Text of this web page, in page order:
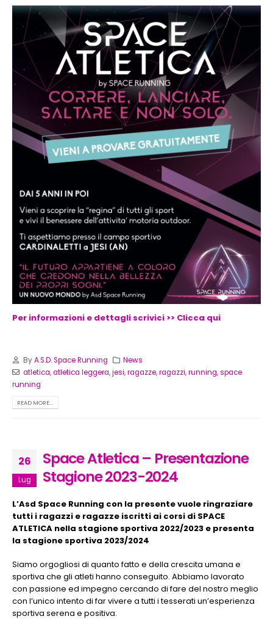
Per informazioni e dettagli scrivici >> Clicca qui
ByA.S.D. Space Running
News
atletica,atletica leggera,jesi,ragazze,ragazzi,running,space
running
READ MORE...
26
Lug
Space Atletica – Presentazione
Stagione 2023-2024
L’Asd Space Running con la presente vuole ringraziare
tutti i ragazzi e ragazze iscritti ai corsi di SPACE
ATLETICA nella stagione sportiva 2022/2023 e presenta
la stagione sportiva 2023/2024
Siamo orgogliosi di quanto fatto e della crescita umana e
sportiva che gli atleti hanno conseguito. Abbiamo lavorato
con passione ed impegno cercando di fare del nostro meglio
con l’unico intento di far vivere a tutti i tesserati un’esperienza
sportiva serena e positiva.